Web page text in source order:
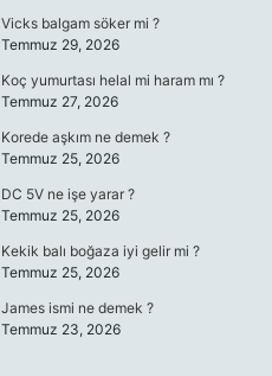
Vicks balgam söker mi ?
Temmuz 29, 2026
Koç yumurtası helal mi haram mı ?
Temmuz 27, 2026
Korede aşkım ne demek ?
Temmuz 25, 2026
DC 5V ne işe yarar ?
Temmuz 25, 2026
Kekik balı boğaza iyi gelir mi ?
Temmuz 25, 2026
James ismi ne demek ?
Temmuz 23, 2026